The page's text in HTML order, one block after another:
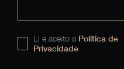
Li e aceito a Política de
Privacidade